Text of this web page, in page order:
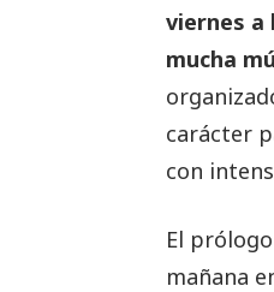
viernes a
mucha
carácter
con
El
mañana